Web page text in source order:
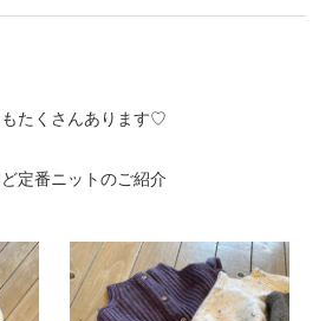
たくさんあります♡
定番ニットのご紹介